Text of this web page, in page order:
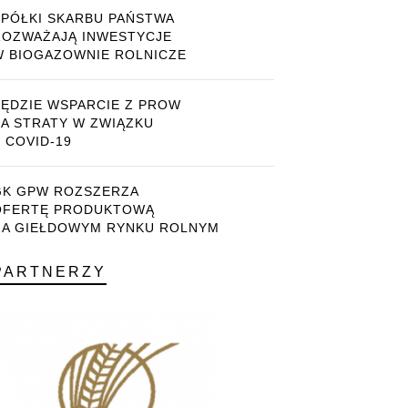
SKARBU PAŃSTWA
INWESTYCJE
BIOGAZOWNIE ROLNICZE
WSPARCIE Z PROW
STRATY W ZWIĄZKU
COVID-19
GPW ROZSZERZA
PRODUKTOWĄ
GIEŁDOWYM RYNKU ROLNYM